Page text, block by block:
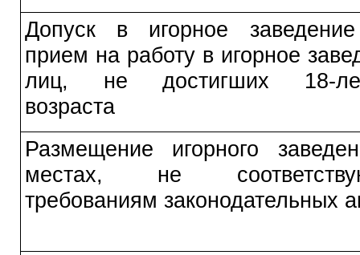
Допуск в игорное
прием на работу в игорное
лиц, не достигших 18-
возраста
Размещение игорного
местах, не
требованиям законодательных